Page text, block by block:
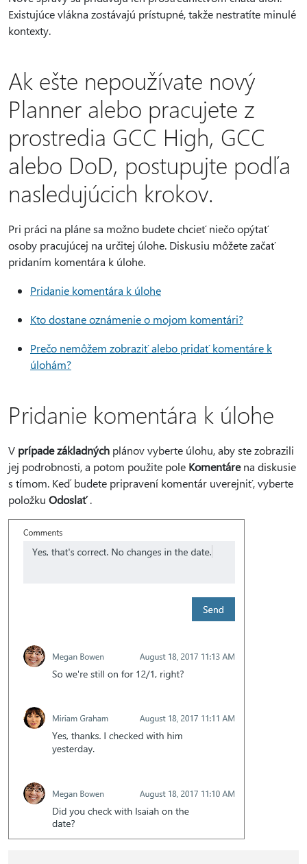
Existujúce vlákna zostávajú prístupné, takže nestratíte minulé
kontexty.
Ak ešte nepoužívate nový
Planner alebo pracujete z
prostredia GCC High, GCC
alebo DoD, postupujte podľa
nasledujúcich krokov.
Pri práci na pláne sa možno budete chcieť niečo opýtať
osoby pracujúcej na určitej úlohe. Diskusiu môžete začať
pridaním komentára k úlohe.
Pridanie komentára k úlohe
Kto dostane oznámenie o mojom komentári?
Prečo nemôžem zobraziť alebo pridať komentáre k
úlohám?
Pridanie komentára k úlohe
V prípade základných plánov vyberte úlohu, aby ste zobrazili
jej podrobnosti, a potom použite pole Komentárena diskusie
s tímom. Keď budete pripravení komentár uverejniť, vyberte
položku Odoslať.